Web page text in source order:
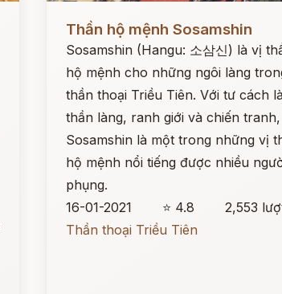
Đọc ngay
Thần hộ mệnh Sosamshin
Sosamshin (Hangu: 소삼신) là vị
hộ mệnh cho những ngôi làng
thần thoại Triều Tiên. Với tư cách
thần làng, ranh giới và chiến tranh,
Sosamshin là một trong những vị
hộ mệnh nổi tiếng được nhiều
phụng.
16-01-2021
⭐ 4.8
2,553
Thần thoại Triều Tiên